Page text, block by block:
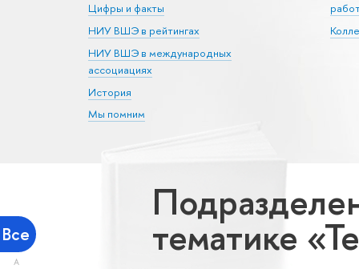
Цифры и факты
НИУ ВШЭ в рейтингах
НИУ ВШЭ в международных
ассоциациях
История
Мы помним
Все
А
тематике